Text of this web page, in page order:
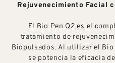
Rejuvenecimiento Facial
El Bio Pen Q2 es el
tratamiento de
Biopulsados. Al utilizar el
se potencia la eficacia